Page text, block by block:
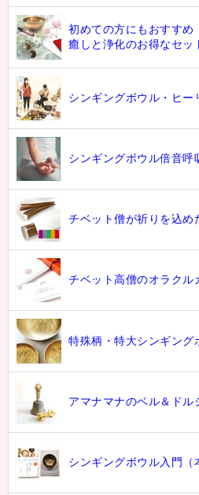
初めての方にもおすすめ
癒しと浄化のお得なセッ
シンギングボウル・ヒー
シンギングボウル倍音呼
チベット僧が祈りを込め
チベット高僧のオラクル
特殊柄・特大シンギング
アマナマナのベル＆ドル
シンギングボウル入門（